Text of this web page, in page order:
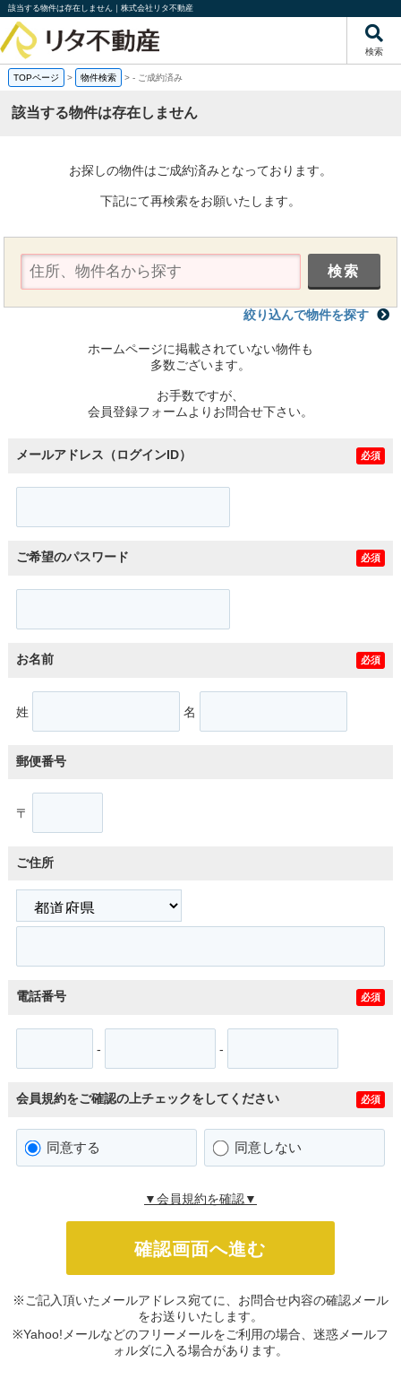
該当する物件は存在しません｜株式会社リタ不動産
検索
TOPページ > 物件検索 >- ご成約済み
該当する物件は存在しません
お探しの物件はご成約済みとなっております。
下記にて再検索をお願いたします。
絞り込んで物件を探す
ホームページに掲載されていない物件も
多数ございます。
お手数ですが、
会員登録フォームよりお問合せ下さい。
メールアドレス（ログインID） 必須
ご希望のパスワード 必須
お名前 必須
姓 名
郵便番号
〒
ご住所
電話番号 必須
- -
会員規約をご確認の上チェックをしてください 必須
同意する 同意しない
▼会員規約を確認▼
※ご記入頂いたメールアドレス宛てに、お問合せ内容の確認メール
をお送りいたします。
※Yahoo!メールなどのフリーメールをご利用の場合、迷惑メールフ
ォルダに入る場合があります。